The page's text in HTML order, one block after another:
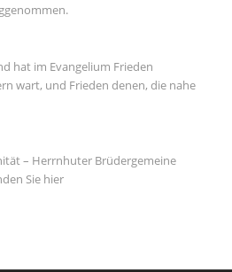
hat im Evangelium Frieden
wart, und Frieden denen, die nahe
– Herrnhuter Brüdergemeine
Sie hier